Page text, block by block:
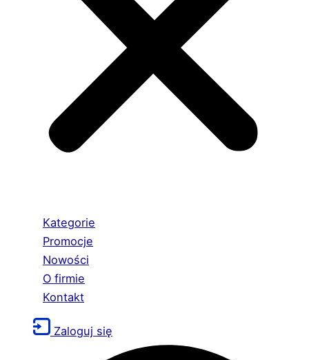
Kategorie
Promocje
Nowości
O firmie
Kontakt
Zaloguj się